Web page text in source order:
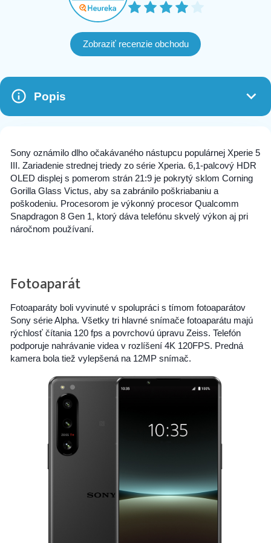
Zobraziť recenzie obchodu
Popis
Sony oznámilo dlho očakávaného nástupcu populárnej Xperie 5
III. Zariadenie strednej triedy zo série Xperia. 6,1-palcový HDR
OLED displej s pomerom strán 21:9 je pokrytý sklom Corning
Gorilla Glass Victus, aby sa zabránilo poškriabaniu a
poškodeniu. Procesorom je výkonný procesor Qualcomm
Snapdragon 8 Gen 1, ktorý dáva telefónu skvelý výkon aj pri
náročnom používaní.
Fotoaparát
Fotoaparáty boli vyvinuté v spolupráci s tímom fotoaparátov
Sony série Alpha. Všetky tri hlavné snímače fotoaparátu majú
rýchlosť čítania 120 fps a povrchovú úpravu Zeiss. Telefón
podporuje nahrávanie videa v rozlíšení 4K 120FPS. Predná
kamera bola tiež vylepšená na 12MP snímač.